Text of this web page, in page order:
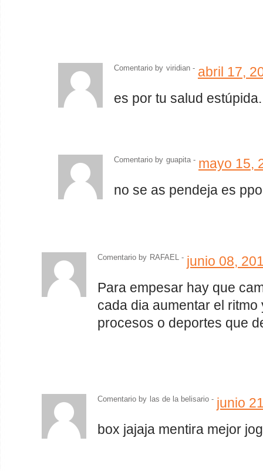
Comentario by viridian - abril 17,
es por tu salud estúpida.
Comentario by guapita- mayo 15,
no se as pendeja es
Comentario by RAFAEL - junio 08,
Para empesar hay que
cada dia aumentar el
procesos o deportes que
Comentario by las de la belisario - junio
box jajaja mentira mejor